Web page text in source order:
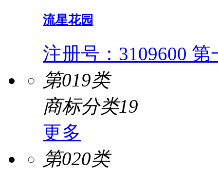
流星花园
注册号：3109600 第
第019类
商标分类19
更多
第020类